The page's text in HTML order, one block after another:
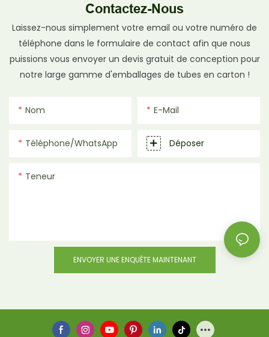
Contactez-Nous
Laissez-nous simplement votre email ou votre numéro de
téléphone dans le formulaire de contact afin que nous
puissions vous envoyer un devis gratuit de conception pour
notre large gamme d'emballages de tubes en carton !
Nom E-Mail
Téléphone/WhatsApp Déposer
Teneur
ENVOYER UNE ENQUÊTE MAINTENANT